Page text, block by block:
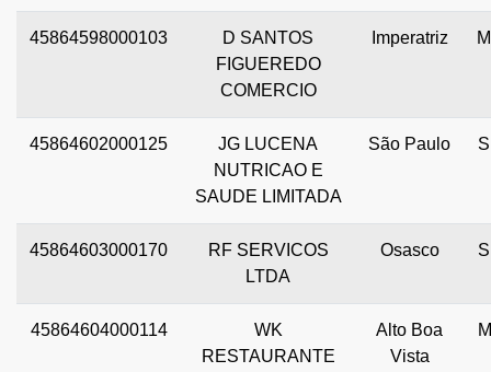
45864598000103
D SANTOS
FIGUEREDO
COMERCIO
Imperatriz
45864602000125
JG LUCENA
NUTRICAO E
SAUDE LIMITADA
São Paulo
45864603000170
RF SERVICOS
LTDA
Osasco
45864604000114
WK
RESTAURANTE
Alto Boa
Vista